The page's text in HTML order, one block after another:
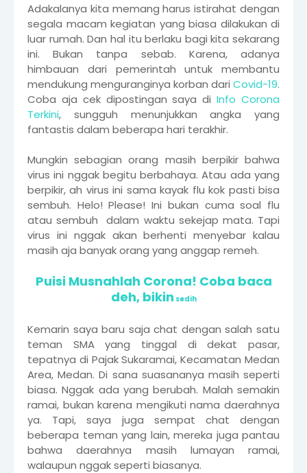
Adakalanya kita memang harus istirahat dengan
segala macam kegiatan yang biasa dilakukan di
luar rumah. Dan hal itu berlaku bagi kita sekarang
ini. Bukan tanpa sebab. Karena, adanya
himbauan dari pemerintah untuk membantu
mendukung menguranginya korban dari Covid-19.
Coba aja cek dipostingan saya diInfo Corona
Terkini, sungguh menunjukkan angka yang
fantastis dalam beberapa hari terakhir.
Mungkin sebagian orang masih berpikir bahwa
virus ini nggak begitu berbahaya. Atau ada yang
berpikir, ah virus ini sama kayak flu kok pasti bisa
sembuh. Helo! Please! Ini bukan cuma soal flu
atau sembuh dalam waktu sekejap mata. Tapi
virus ini nggak akan berhenti menyebar kalau
masih aja banyak orang yang anggap remeh.
Puisi Musnahlah Corona! Coba baca
deh, bikin sedih
Kemarin saya baru saja chat dengan salah satu
teman SMA yang tinggal di dekat pasar,
tepatnya di Pajak Sukaramai, Kecamatan Medan
Area, Medan. Di sana suasananya masih seperti
biasa. Nggak ada yang berubah. Malah semakin
ramai, bukan karena mengikuti nama daerahnya
ya. Tapi, saya juga sempat chat dengan
beberapa teman yang lain, mereka juga pantau
bahwa daerahnya masih lumayan ramai,
walaupun nggak seperti biasanya.